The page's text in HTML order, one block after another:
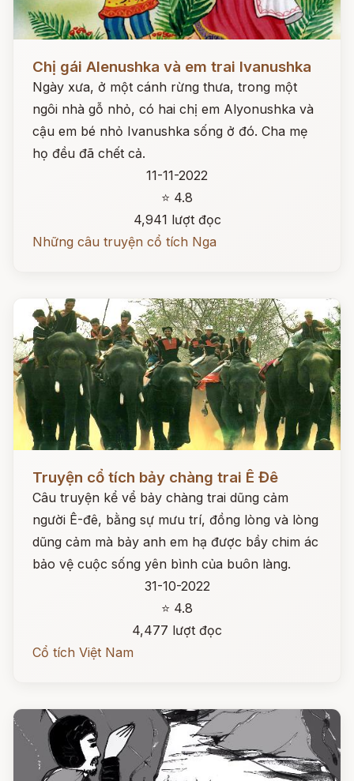
Chị gái Alenushka và em trai Ivanushka
Ngày xưa, ở một cánh rừng thưa, trong một
ngôi nhà gỗ nhỏ, có hai chị em Alyonushka và
cậu em bé nhỏ Ivanushka sống ở đó. Cha mẹ
họ đều đã chết cả.
11-11-2022
⭐ 4.8
4,941 lượt đọc
Những câu truyện cổ tích Nga
Truyện cổ tích bảy chàng trai Ê Đê
Câu truyện kể vể bảy chàng trai dũng cảm
người Ê-đê, bằng sự mưu trí, đồng lòng và lòng
dũng cảm mà bảy anh em hạ được bầy chim ác
bảo vệ cuộc sống yên bình của buôn làng.
31-10-2022
⭐ 4.8
4,477 lượt đọc
Cổ tích Việt Nam